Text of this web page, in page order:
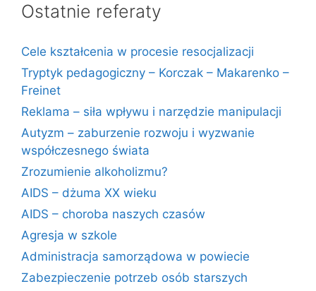
Ostatnie referaty
Cele kształcenia w procesie resocjalizacji
Tryptyk pedagogiczny – Korczak – Makarenko –
Freinet
Reklama – siła wpływu i narzędzie manipulacji
Autyzm – zaburzenie rozwoju i wyzwanie
współczesnego świata
Zrozumienie alkoholizmu?
AIDS – dżuma XX wieku
AIDS – choroba naszych czasów
Agresja w szkole
Administracja samorządowa w powiecie
Zabezpieczenie potrzeb osób starszych